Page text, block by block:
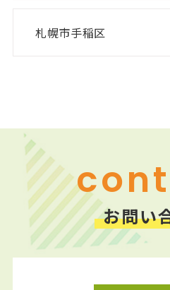
ニスコ進学スクール 平岡
ニスコ進学スクール 森林
ニスコパーソナル 平岡公
札幌市手稲区
お問い